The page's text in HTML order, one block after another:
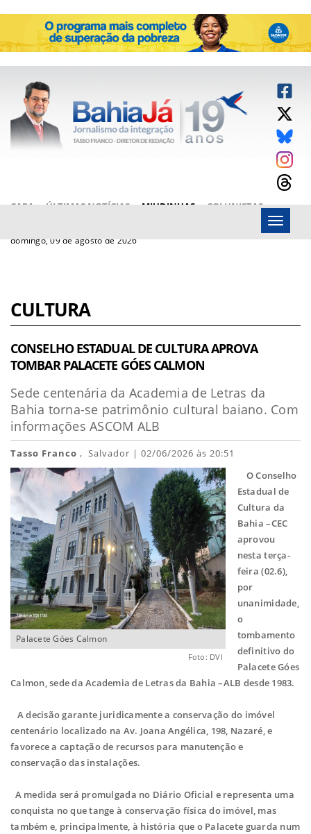
CAPA ÚLTIMAS NOTÍCIAS MIUDINHAS
COLUNISTAS
domingo, 09 de agosto de 2026
Menu
CULTURA
CONSELHO ESTADUAL DE CULTURA APROVA
TOMBAR PALACETE GÓES CALMON
Sede centenária da Academia de Letras da
Bahia torna-se patrimônio cultural baiano. Com
informações ASCOM ALB
Tasso Franco , Salvador | 02/06/2026 às 20:51
Palacete Góes Calmon
Foto: DVI
O Conselho
Estadual de
Cultura da
Bahia –CEC
aprovou
nesta terça-
feira (02.6),
por
unanimidade,
o
tombamento
definitivo do
Palacete Góes
Calmon, sede da Academia de Letras da Bahia –ALB desde 1983.
A decisão garante juridicamente a conservação do imóvel
centenário localizado na Av. Joana Angélica, 198, Nazaré, e
favorece a captação de recursos para manutenção e
conservação das instalações.
A medida será promulgada no Diário Oficial e representa uma
conquista no que tange à conservação física do imóvel, mas
também e, principalmente, à história que o Palacete guarda num